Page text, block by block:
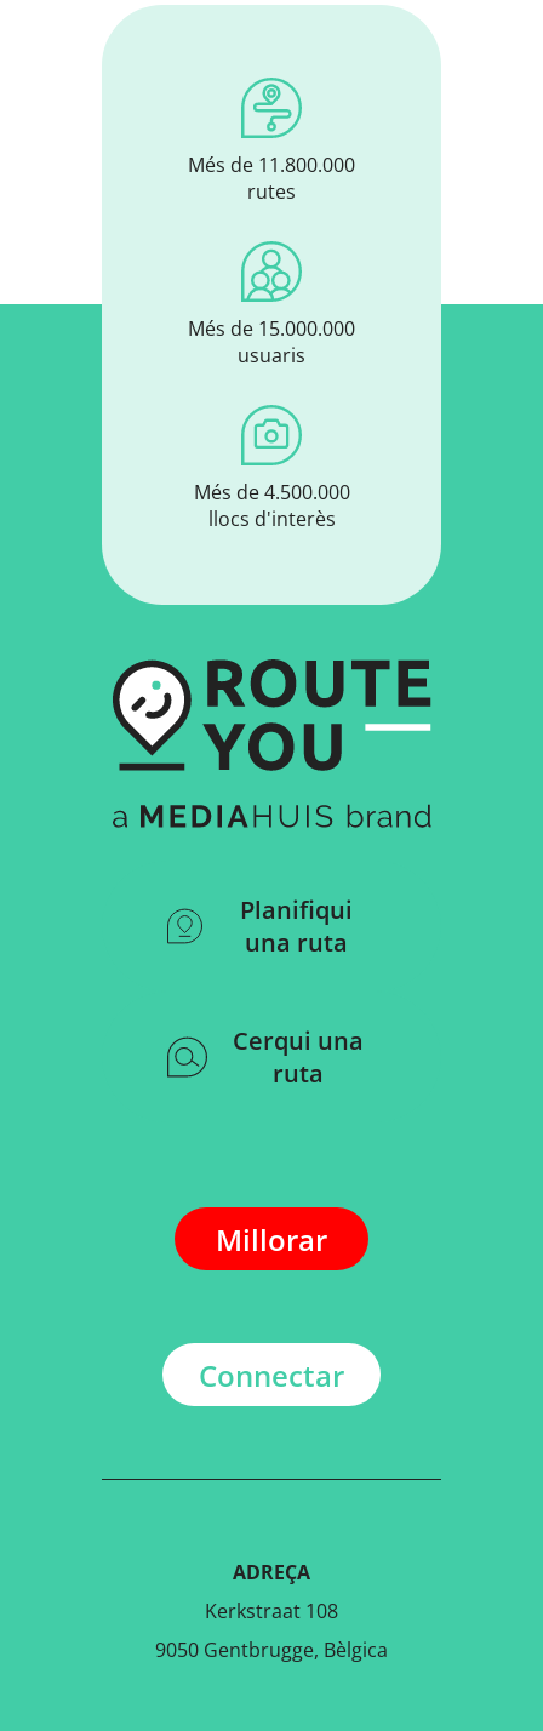
Més de 11.800.000
rutes
Més de 15.000.000
usuaris
Més de 4.500.000
llocs d'interès
Planifiqui
una ruta
Cerqui una
ruta
Millorar
Connectar
ADREÇA
Kerkstraat 108
9050 Gentbrugge, Bèlgica